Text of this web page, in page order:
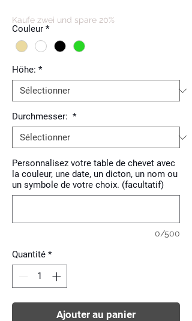
Kaufe zwei und spare 20%
Couleur *
Höhe: *
Durchmesser: *
Personnalisez votre table de chevet avec
la couleur, une date, un dicton, un nom ou
un symbole de votre choix. (facultatif)
0/500
Quantité *
Ajouter au panier